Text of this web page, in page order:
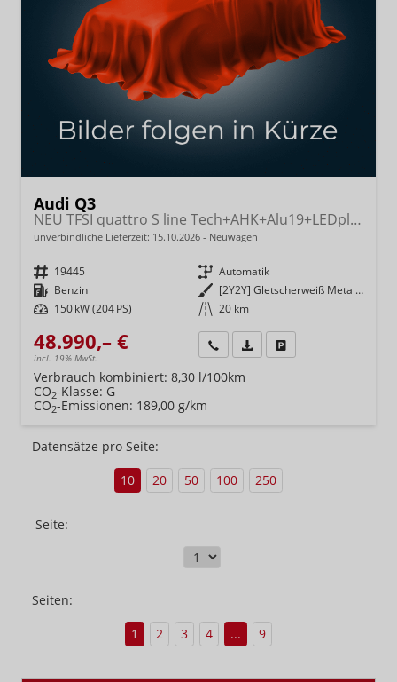
Audi Q3
NEU TFSI quattro S line Tech+AHK+Alu19+LEDplus+KlimaPlus+ExtSchwarz
unverbindliche Lieferzeit: 15.10.2026 Neuwagen
Fahrzeugnr. 19445 Getriebe Automatik
Kraftstoff Benzin Außenfarbe
[2Y2Y] Gletscherweiß Metallic
Leistung 150 kW (204 PS) Kilometerstand 20 km
48.990,– €
incl. 19% MwSt.
Wir rufen Sie anFahrzeugexposé (PDF)
Verbrauch kombiniert: 8,30 l/100km
CO2-Klasse: G
CO2-Emissionen: 189,00 g/km
Datensätze pro Seite:
10
20 50 100 250
Seite:
Seiten:
1
2 3 4 ... 9